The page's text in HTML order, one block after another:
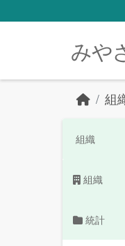
みや
組
組織
組織
統計